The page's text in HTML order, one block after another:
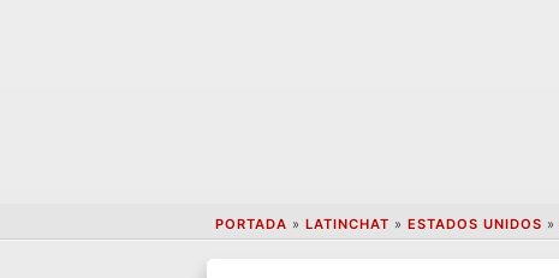
PORTADA » LATINCHAT » ESTADOS UNIDOS »